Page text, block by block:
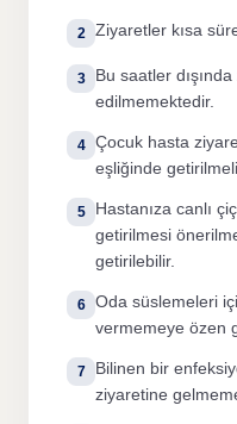
2 Ziyaretler kısa
3
Bu saatler
edilmemektedir.
4
Çocuk hasta
eşliğinde
5
Hastanıza canlı
getirilmesi
getirilebilir.
6
Oda süslemeleri
vermemeye özen
7
Bilinen bir
ziyaretine